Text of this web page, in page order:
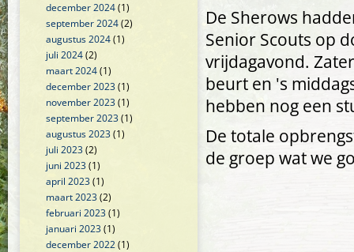
december 2024(1)
september 2024(2)
augustus 2024(1)
juli 2024(2)
maart 2024(1)
december 2023(1)
november 2023(1)
september 2023(1)
augustus 2023(1)
juli 2023(2)
juni 2023(1)
april 2023(1)
maart 2023(2)
februari 2023(1)
januari 2023(1)
december 2022(1)
De Sherows
Senior Scouts op
vrijdagavond.
beurt en 's
hebben nog een
De totale
de groep wat we